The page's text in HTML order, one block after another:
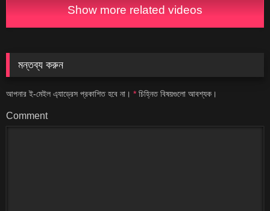
Show more related videos
মন্তব্য করুন
আপনার ই-মেইল এ্যাড্রেস প্রকাশিত হবে না। * চিহ্নিত বিষয়গুলো আবশ্যক।
Comment